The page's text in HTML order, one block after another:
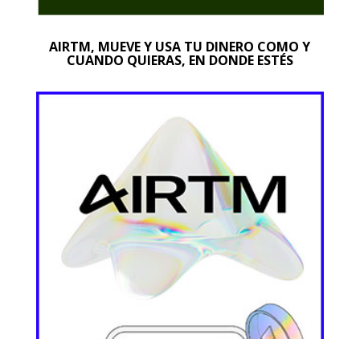
AIRTM, MUEVE Y USA TU DINERO COMO Y
CUANDO QUIERAS, EN DONDE ESTÉS